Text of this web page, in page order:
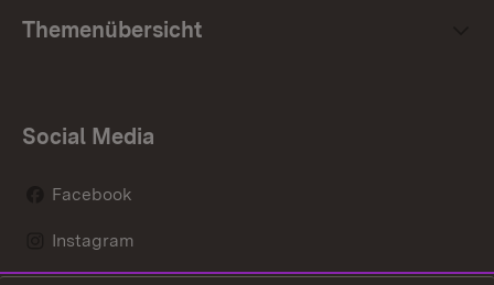
Themenübersicht
Social Media
Facebook
Instagram